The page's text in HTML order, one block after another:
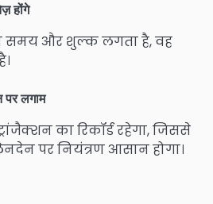
होंगे
समय और शुल्क लगता है, वह
लगाम
का रिकॉर्ड रहेगा, जिससे
पर नियंत्रण आसान होगा।